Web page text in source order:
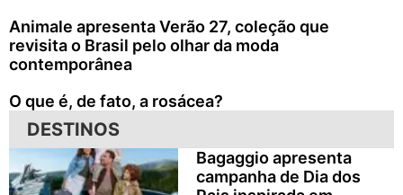
Animale apresenta Verão 27, coleção que
revisita o Brasil pelo olhar da moda
contemporânea
O que é, de fato, a rosácea?
DESTINOS
Bagaggio apresenta
campanha de Dia dos